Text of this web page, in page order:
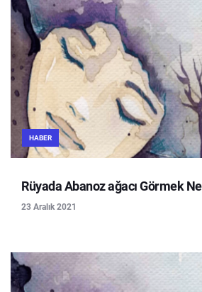
HABER
Rüyada Abanoz ağacı Görmek
23 Aralık 2021